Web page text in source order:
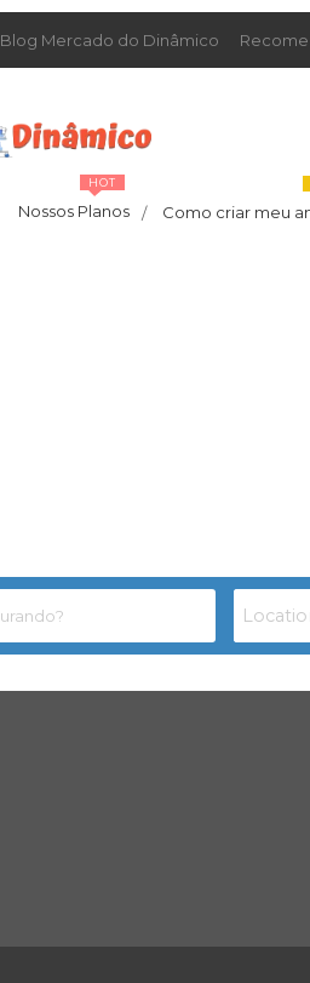
Blog Mercado do Dinâmico
Nossos Planos /
HOT
Como criar meu